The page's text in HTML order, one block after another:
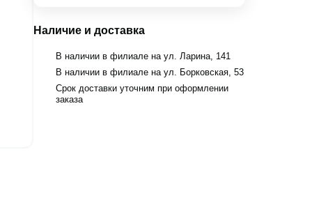
Наличие и доставка
В наличии в филиале на ул. Ларина, 141
В наличии в филиале на ул. Борковская, 53
Срок доставки уточним при оформлении
заказа